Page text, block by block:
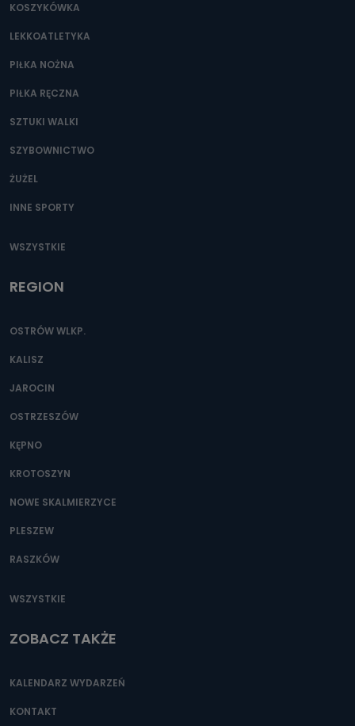
KOSZYKÓWKA
LEKKOATLETYKA
PIŁKA NOŻNA
PIŁKA RĘCZNA
SZTUKI WALKI
SZYBOWNICTWO
ŻUŻEL
INNE SPORTY
WSZYSTKIE
REGION
OSTRÓW WLKP.
KALISZ
JAROCIN
OSTRZESZÓW
KĘPNO
KROTOSZYN
NOWE SKALMIERZYCE
PLESZEW
RASZKÓW
WSZYSTKIE
ZOBACZ TAKŻE
KALENDARZ WYDARZEŃ
KONTAKT